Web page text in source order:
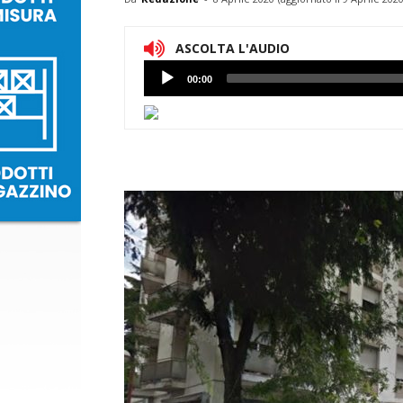
ASCOLTA L'AUDIO
Lettore
Audio
00:00